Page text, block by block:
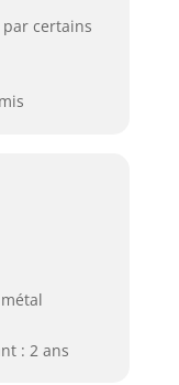
certains
: 2 ans